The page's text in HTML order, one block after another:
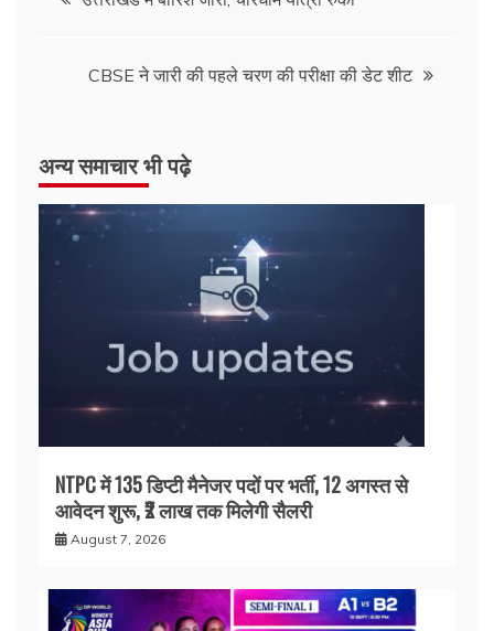
CBSE ने जारी की पहले चरण की परीक्षा की डेट शीट
अन्य समाचार भी पढ़े
NTPC में 135 डिप्टी मैनेजर पदों पर भर्ती, 12 अगस्त से
आवेदन शुरू, ₹2 लाख तक मिलेगी सैलरी
August 7, 2026